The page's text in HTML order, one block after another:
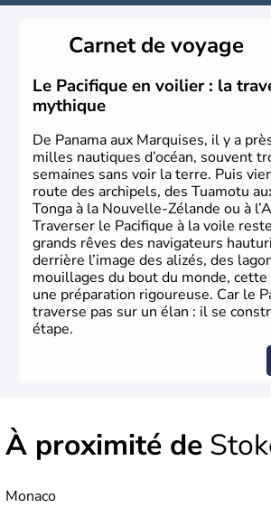
Carnet de voyage
Le Pacifique en voilier : la
mythique
De Panama aux Marquises, il y a
milles nautiques d’océan, souvent
semaines sans voir la terre. Puis
route des archipels, des Tuamotu
Tonga à la Nouvelle-Zélande ou à
Traverser le Pacifique à la voile
grands rêves des navigateurs
derrière l’image des alizés, des
mouillages du bout du monde,
une préparation rigoureuse. Car le
traverse pas sur un élan : il se
étape.
À proximité de
Monaco